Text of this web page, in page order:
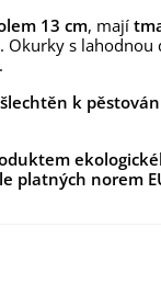
13 cm, mají
. Okurky s lahodnou
.
k
platných norem